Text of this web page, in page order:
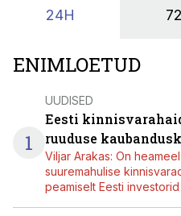
24H
ENIMLOETUD
1
UUDISED
Eesti
ruuduse
Viljar Arakas: On
suuremahulise
peamiselt Eesti investorid